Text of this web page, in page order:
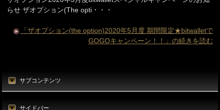
らせ ザオプション(The opti・・・
「ザオプション(the option)2020年5月度 期間限定★bitwalletで
GOGOキャンペーン！！」の続きを読む
サブコンテンツ
サイドバー